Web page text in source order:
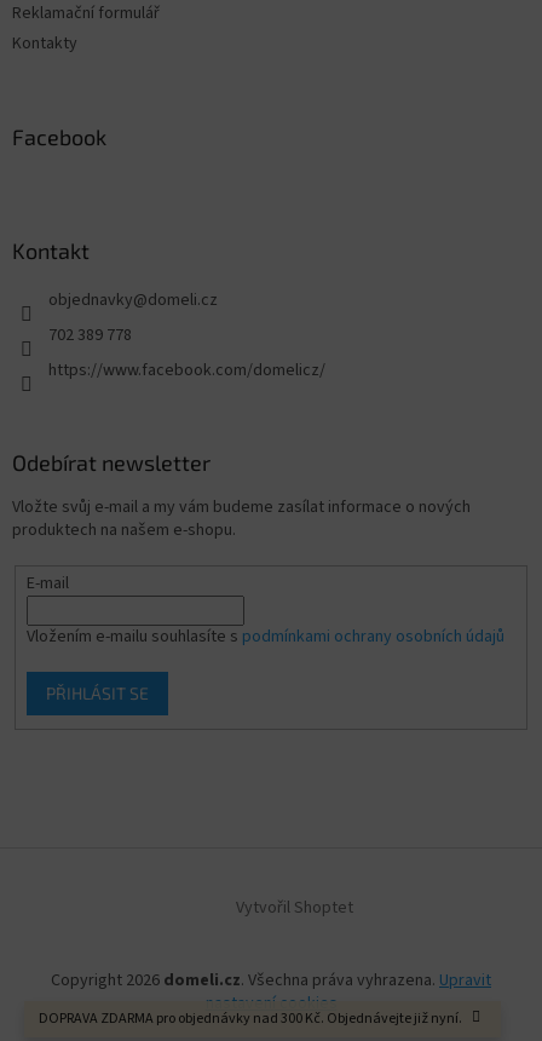
DOPRAVA ZDARMA pro objednávky nad 300 Kč. Objednávejte již nyní.
Reklamační formulář
Kontakty
Facebook
Kontakt
objednavky@domeli.cz
702 389 778
https://www.facebook.com/domelicz/
Odebírat newsletter
Vložte svůj e-mail a my vám budeme zasílat informace o nových
produktech na našem e-shopu.
E-mail
Vložením e-mailu souhlasíte s podmínkami ochrany osobních údajů
PŘIHLÁSIT SE
Vytvořil Shoptet
Copyright 2026 domeli.cz. Všechna práva vyhrazena. Upravit
nastavení cookies